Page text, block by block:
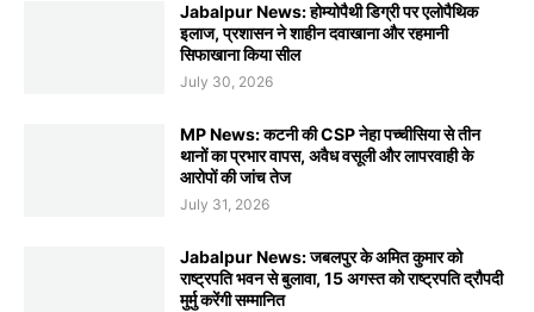
Jabalpur News: होम्योपैथी डिग्री पर एलोपैथिक
इलाज, प्रशासन ने शाहीन दवाखाना और रहमानी
सिफाखाना किया सील
July 30, 2026
MP News: कटनी की CSP नेहा पच्चीसिया से तीन
थानों का प्रभार वापस, अवैध वसूली और लापरवाही के
आरोपों की जांच तेज
July 31, 2026
Jabalpur News: जबलपुर के अमित कुमार को
राष्ट्रपति भवन से बुलावा, 15 अगस्त को राष्ट्रपति द्रौपदी
मुर्मु करेंगी सम्मानित